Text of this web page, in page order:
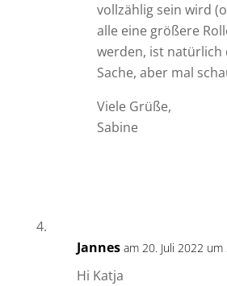
vollzählig sein wird
alle eine größere
werden, ist natürlich
Sache, aber mal
Viele Grüße,
Sabine
Jannes am 20. Juli 2022
Hi Katja